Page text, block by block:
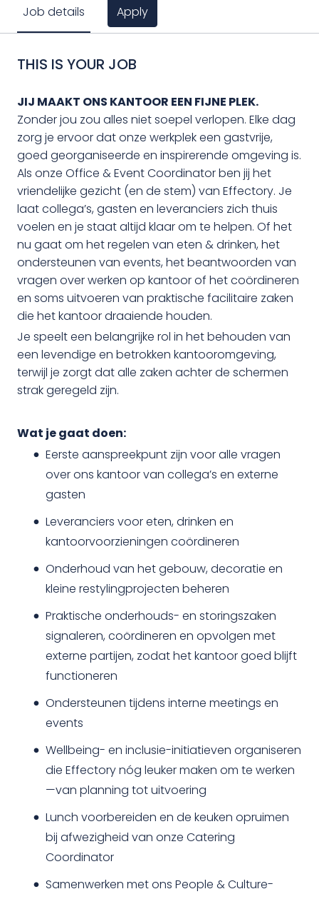
Job details Apply
THIS IS YOUR JOB
JIJ MAAKT ONS KANTOOR EEN FIJNE PLEK.
Zonder jou zou alles niet soepel verlopen. Elke dag
zorg je ervoor dat onze werkplek een gastvrije,
goed georganiseerde en inspirerende omgeving is.
Als onze Office & Event Coordinator ben jij het
vriendelijke gezicht (en de stem) van Effectory. Je
laat collega’s, gasten en leveranciers zich thuis
voelen en je staat altijd klaar om te helpen. Of het
nu gaat om het regelen van eten & drinken, het
ondersteunen van events, het beantwoorden van
vragen over werken op kantoor of het coördineren
en soms uitvoeren van praktische facilitaire zaken
die het kantoor draaiende houden.
Je speelt een belangrijke rol in het behouden van
een levendige en betrokken kantooromgeving,
terwijl je zorgt dat alle zaken achter de schermen
strak geregeld zijn.
Wat je gaat doen:
Eerste aanspreekpunt zijn voor alle vragen
over ons kantoor van collega’s en externe
gasten
Leveranciers voor eten, drinken en
kantoorvoorzieningen coördineren
Onderhoud van het gebouw, decoratie en
kleine restylingprojecten beheren
Praktische onderhouds- en storingszaken
signaleren, coördineren en opvolgen met
externe partijen, zodat het kantoor goed blijft
functioneren
Ondersteunen tijdens interne meetings en
events
Wellbeing- en inclusie-initiatieven organiseren
die Effectory nóg leuker maken om te werken
—van planning tot uitvoering
Lunch voorbereiden en de keuken opruimen
bij afwezigheid van onze Catering
Coordinator
Samenwerken met ons People & Culture-